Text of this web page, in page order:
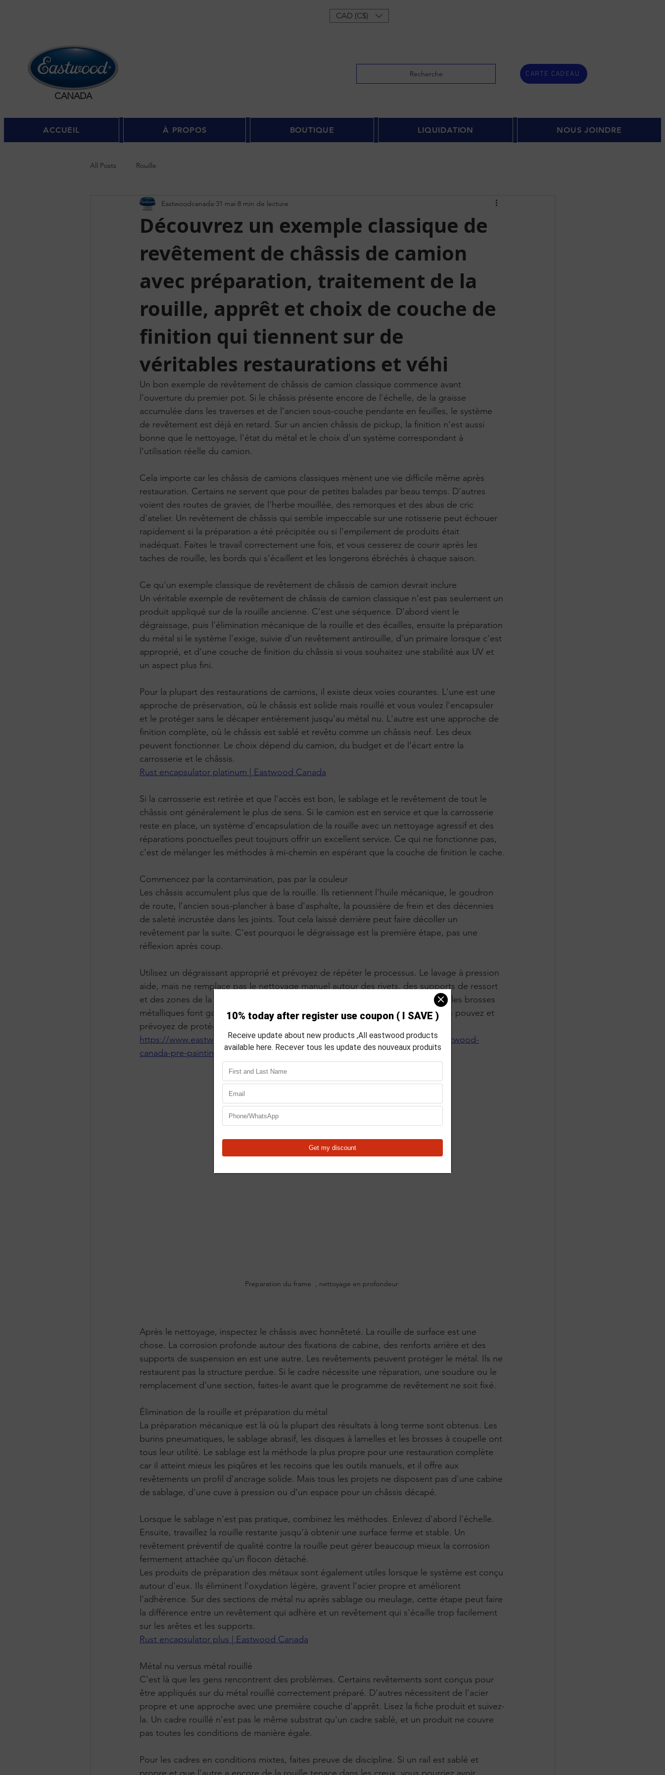
CAD (C$)
CANADA
Recherche CARTE CADEAU
ACCUEIL À PROPOS BOUTIQUE LIQUIDATION NOUS JOINDRE
All Posts Rouille
Découvrez un exemple classique de
revêtement de châssis de camion
avec préparation, traitement de la
rouille, apprêt et choix de couche de
finition qui tiennent sur de
véritables restaurations et véhi
Eastwoodcanada 31 mai 8 min de lecture
Un bon exemple de revêtement de châssis de camion classique commence avant
l'ouverture du premier pot. Si le châssis présente encore de l'échelle, de la graisse
accumulée dans les traverses et de l'ancien sous-couche pendante en feuilles, le système
de revêtement est déjà en retard. Sur un ancien châssis de pickup, la finition n'est aussi
bonne que le nettoyage, l'état du métal et le choix d'un système correspondant à
l'utilisation réelle du camion.
Cela importe car les châssis de camions classiques mènent une vie difficile même après
restauration. Certains ne servent que pour de petites balades par beau temps. D'autres
voient des routes de gravier, de l'herbe mouillée, des remorques et des abus de cric
d'atelier. Un revêtement de châssis qui semble impeccable sur une rotisserie peut échouer
rapidement si la préparation a été précipitée ou si l'empilement de produits était
inadéquat. Faites le travail correctement une fois, et vous cesserez de courir après les
taches de rouille, les bords qui s'écaillent et les longerons ébréchés à chaque saison.
Ce qu'un exemple classique de revêtement de châssis de camion devrait inclure
Un véritable exemple de revêtement de châssis de camion classique n'est pas seulement un
produit appliqué sur de la rouille ancienne. C'est une séquence. D'abord vient le
dégraissage, puis l'élimination mécanique de la rouille et des écailles, ensuite la préparation
du métal si le système l'exige, suivie d'un revêtement antirouille, d'un primaire lorsque c'est
approprié, et d'une couche de finition du châssis si vous souhaitez une stabilité aux UV et
un aspect plus fini.
Pour la plupart des restaurations de camions, il existe deux voies courantes. L'une est une
approche de préservation, où le châssis est solide mais rouillé et vous voulez l'encapsuler
et le protéger sans le décaper entièrement jusqu'au métal nu. L'autre est une approche de
finition complète, où le châssis est sablé et revêtu comme un châssis neuf. Les deux
peuvent fonctionner. Le choix dépend du camion, du budget et de l'écart entre la
carrosserie et le châssis.
Rust encapsulator platinum | Eastwood Canada
Si la carrosserie est retirée et que l'accès est bon, le sablage et le revêtement de tout le
châssis ont généralement le plus de sens. Si le camion est en service et que la carrosserie
reste en place, un système d'encapsulation de la rouille avec un nettoyage agressif et des
réparations ponctuelles peut toujours offrir un excellent service. Ce qui ne fonctionne pas,
c'est de mélanger les méthodes à mi-chemin en espérant que la couche de finition le cache.
Commencez par la contamination, pas par la couleur
Les châssis accumulent plus que de la rouille. Ils retiennent l'huile mécanique, le goudron
de route, l'ancien sous-plancher à base d'asphalte, la poussière de frein et des décennies
de saleté incrustée dans les joints. Tout cela laissé derrière peut faire décoller un
revêtement par la suite. C'est pourquoi le dégraissage est la première étape, pas une
réflexion après coup.
Utilisez un dégraissant approprié et prévoyez de répéter le processus. Le lavage à pression
aide, mais ne remplace pas le nettoyage manuel autour des rivets, des supports de ressort
et des zones de la boîte de direction. En cas de dépôts lourds, les grattoirs et les brosses
métalliques font gagner du temps. Sur les sections fermées, rincez ce que vous pouvez et
prévoyez de protéger l'intérieur séparément si l'accès le permet.
https://www.eastwoodcanada.com/paint?currency=CAD&scrollToProduct=eastwood-
canada-pre-painting-prep-10594zp
Preparation du frame  , nettoyage en profondeur
Après le nettoyage, inspectez le châssis avec honnêteté. La rouille de surface est une
chose. La corrosion profonde autour des fixations de cabine, des renforts arrière et des
supports de suspension en est une autre. Les revêtements peuvent protéger le métal. Ils ne
restaurent pas la structure perdue. Si le cadre nécessite une réparation, une soudure ou le
remplacement d'une section, faites-le avant que le programme de revêtement ne soit fixé.
Élimination de la rouille et préparation du métal
La préparation mécanique est là où la plupart des résultats à long terme sont obtenus. Les
burins pneumatiques, le sablage abrasif, les disques à lamelles et les brosses à coupelle ont
tous leur utilité. Le sablage est la méthode la plus propre pour une restauration complète
car il atteint mieux les piqûres et les recoins que les outils manuels, et il offre aux
revêtements un profil d'ancrage solide. Mais tous les projets ne disposent pas d'une cabine
de sablage, d'une cuve à pression ou d'un espace pour un châssis décapé.
Lorsque le sablage n'est pas pratique, combinez les méthodes. Enlevez d'abord l'échelle.
Ensuite, travaillez la rouille restante jusqu'à obtenir une surface ferme et stable. Un
revêtement préventif de qualité contre la rouille peut gérer beaucoup mieux la corrosion
fermement attachée qu'un flocon détaché.
Les produits de préparation des métaux sont également utiles lorsque le système est conçu
autour d'eux. Ils éliminent l'oxydation légère, gravent l'acier propre et améliorent
l'adhérence. Sur des sections de métal nu après sablage ou meulage, cette étape peut faire
la différence entre un revêtement qui adhère et un revêtement qui s'écaille trop facilement
sur les arêtes et les supports.
Rust encapsulator plus | Eastwood Canada
Métal nu versus métal rouillé
C'est là que les gens rencontrent des problèmes. Certains revêtements sont conçus pour
être appliqués sur du métal rouillé correctement préparé. D'autres nécessitent de l'acier
propre et une approche avec une première couche d'apprêt. Lisez la fiche produit et suivez-
la. Un cadre rouillé n'est pas le même substrat qu'un cadre sablé, et un produit ne couvre
pas toutes les conditions de manière égale.
Pour les cadres en conditions mixtes, faites preuve de discipline. Si un rail est sablé et